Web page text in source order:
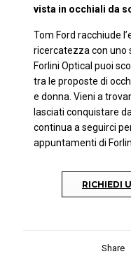
vista in occhiali da
Tom Ford racchiude
ricercatezza con uno
Forlini Optical puoi
tra le proposte di
e donna. Vieni a
lasciati conquistare
continua a seguirci
appuntamenti di
RICHIEDI
Share